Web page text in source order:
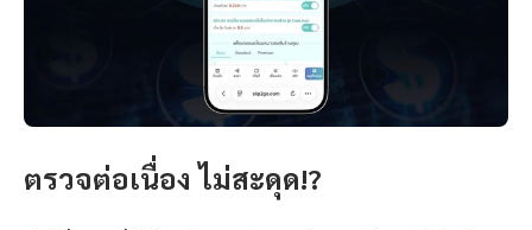
ตรวจต่อเนื่อง ไม่สะดุด!?